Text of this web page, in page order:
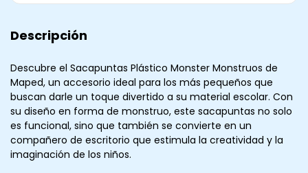
Descripción
Descubre el Sacapuntas Plástico Monster Monstruos de
Maped, un accesorio ideal para los más pequeños que
buscan darle un toque divertido a su material escolar. Con
su diseño en forma de monstruo, este sacapuntas no solo
es funcional, sino que también se convierte en un
compañero de escritorio que estimula la creatividad y la
imaginación de los niños.